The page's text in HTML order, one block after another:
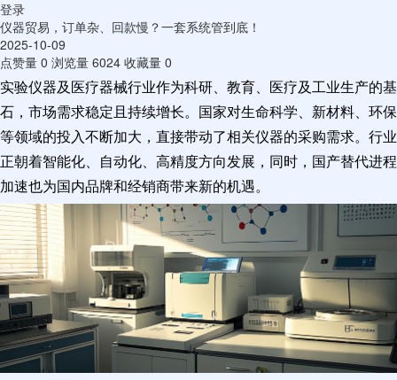
登录
仪器贸易，订单杂、回款慢？一套系统管到底！
2025-10-09
点赞量 0 浏览量 6024 收藏量 0
实验仪器及医疗器械行业作为科研、教育、医疗及工业生产的基
石，市场需求稳定且持续增长。国家对生命科学、新材料、环保
等领域的投入不断加大，直接带动了相关仪器的采购需求。行业
正朝着智能化、自动化、高精度方向发展，同时，国产替代进程
加速也为国内品牌和经销商带来新的机遇。